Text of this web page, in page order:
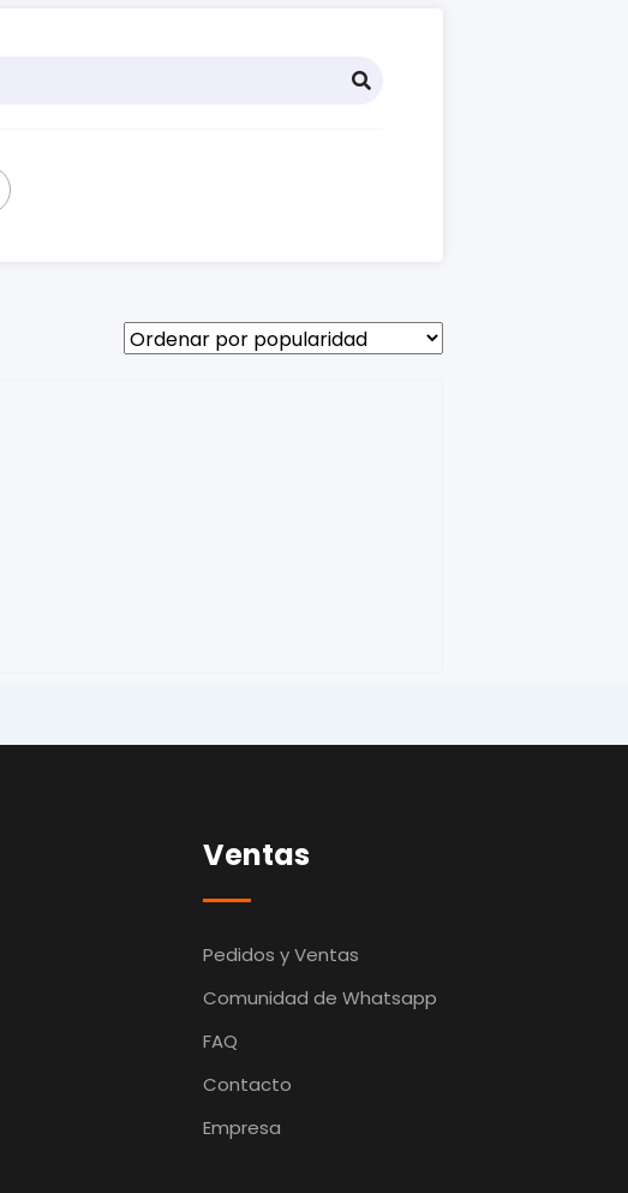
Ventas
Pedidos y Ventas
Comunidad de Whatsapp
FAQ
Contacto
Empresa